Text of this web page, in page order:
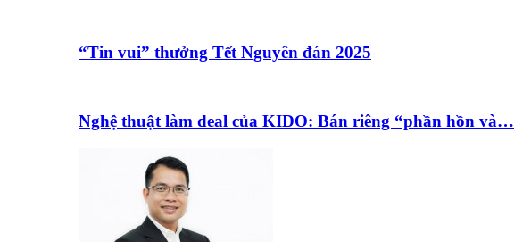
“Tin vui” thưởng Tết Nguyên đán 2025
Nghệ thuật làm deal của KIDO: Bán riêng “phần hồn và…